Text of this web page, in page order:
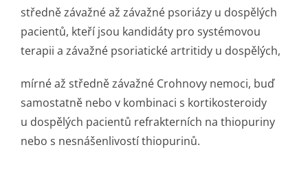
středně závažné až závažné psoriázy u dospělých
pacientů, kteří jsou kandidáty pro systémovou
terapii a závažné psoriatické artritidy u dospělých,
mírné až středně závažné Crohnovy nemoci, buď
samostatně nebo v kombinaci s kortikosteroidy
u dospělých pacientů refrakterních na thiopuriny
nebo s nesnášenlivostí thiopurinů.